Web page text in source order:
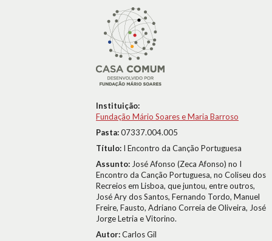
Instituição:
Fundação Mário Soares e Maria Barroso
Pasta:07337.004.005
Título: I Encontro da Canção Portuguesa
Assunto: José Afonso (Zeca Afonso) no I
Encontro da Canção Portuguesa, no Coliseu dos
Recreios em Lisboa, que juntou, entre outros,
José Ary dos Santos, Fernando Tordo, Manuel
Freire, Fausto, Adriano Correia de Oliveira, José
Jorge Letria e Vitorino.
Autor:Carlos Gil